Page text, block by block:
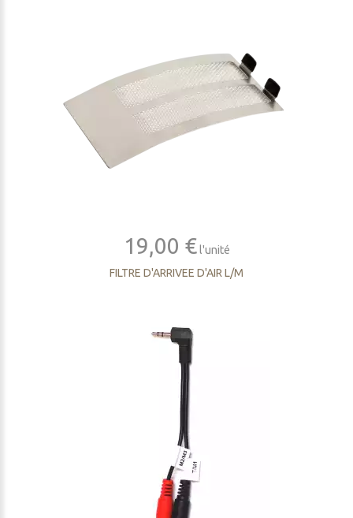
19,00 € l'unité
FILTRE D'ARRIVEE D'AIR L/M